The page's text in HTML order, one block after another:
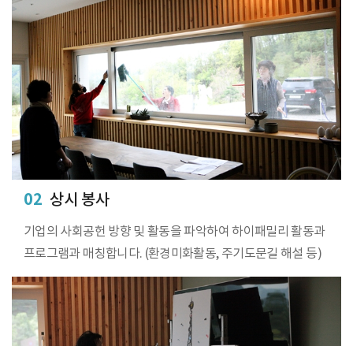
02 상시 봉사
기업의 사회공헌 방향 및 활동을 파악하여 하이패밀리 활동과
프로그램과 매칭합니다. (환경미화활동, 주기도문길 해설 등)